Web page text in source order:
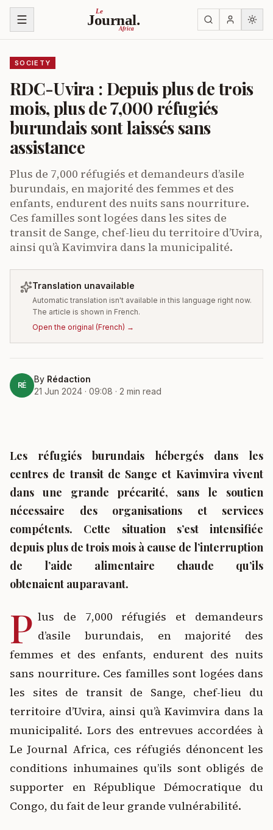
Skip to content Le
Journal.
Africa
SOCIETY
RDC-Uvira : Depuis plus de trois
mois, plus de 7,000 réfugiés
burundais sont laissés sans
assistance
Plus de 7,000 réfugiés et demandeurs d’asile
burundais, en majorité des femmes et des
enfants, endurent des nuits sans nourriture.
Ces familles sont logées dans les sites de
transit de Sange, chef-lieu du territoire d’Uvira,
ainsi qu’à Kavimvira dans la municipalité.
Translation unavailable
Automatic translation isn't available in this language right now.
The article is shown in French.
Open the original (French) →
RÉ
By Rédaction
21 Jun 2024 · 09:08 · 2 min read
Les réfugiés burundais hébergés dans les
centres de transit de Sange et Kavimvira vivent
dans une grande précarité, sans le soutien
nécessaire des organisations et services
compétents. Cette situation s’est intensifiée
depuis plus de trois mois à cause de l’interruption
de l’aide alimentaire chaude qu’ils
obtenaient auparavant.
P lus de 7,000 réfugiés et demandeurs
d’asile burundais, en majorité des
femmes et des enfants, endurent des nuits
sans nourriture. Ces familles sont logées dans
les sites de transit de Sange, chef-lieu du
territoire d’Uvira, ainsi qu’à Kavimvira dans la
municipalité. Lors des entrevues accordées à
Le Journal Africa, ces réfugiés dénoncent les
conditions inhumaines qu’ils sont obligés de
supporter en République Démocratique du
Congo, du fait de leur grande vulnérabilité.